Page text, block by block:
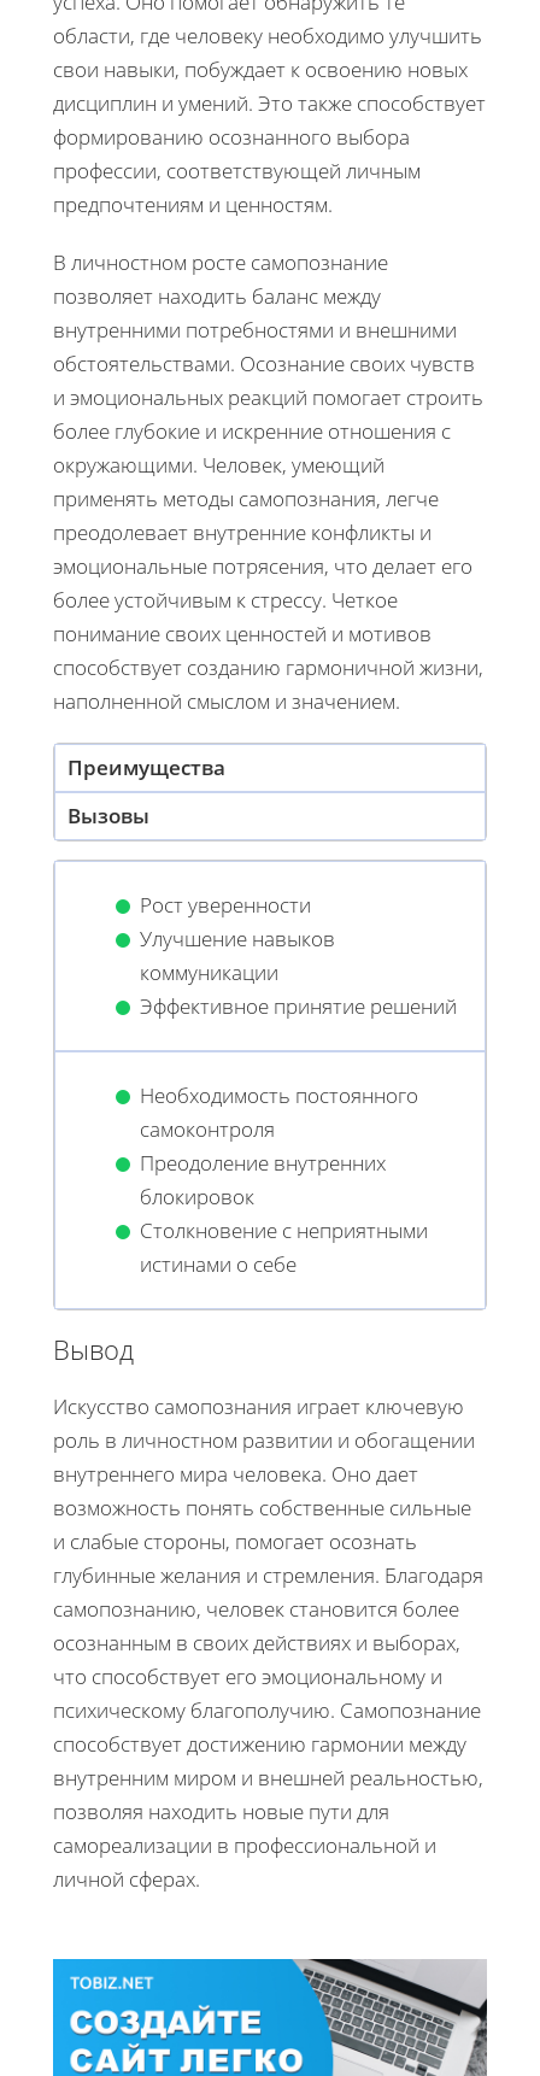
области, где человеку необходимо улучшить
свои навыки, побуждает к освоению новых
дисциплин и умений. Это также способствует
формированию осознанного выбора
профессии, соответствующей личным
предпочтениям и ценностям.
В личностном росте самопознание
позволяет находить баланс между
внутренними потребностями и внешними
обстоятельствами. Осознание своих чувств
и эмоциональных реакций помогает строить
более глубокие и искренние отношения с
окружающими. Человек, умеющий
применять методы самопознания, легче
преодолевает внутренние конфликты и
эмоциональные потрясения, что делает его
более устойчивым к стрессу. Четкое
понимание своих ценностей и мотивов
способствует созданию гармоничной жизни,
наполненной смыслом и значением.
Преимущества
Вызовы
Рост уверенности
Улучшение навыков
коммуникации
Эффективное принятие решений
Необходимость постоянного
самоконтроля
Преодоление внутренних
блокировок
Столкновение с неприятными
истинами о себе
Вывод
Искусство самопознания играет ключевую
роль в личностном развитии и обогащении
внутреннего мира человека. Оно дает
возможность понять собственные сильные
и слабые стороны, помогает осознать
глубинные желания и стремления. Благодаря
самопознанию, человек становится более
осознанным в своих действиях и выборах,
что способствует его эмоциональному и
психическому благополучию. Самопознание
способствует достижению гармонии между
внутренним миром и внешней реальностью,
позволяя находить новые пути для
самореализации в профессиональной и
личной сферах.